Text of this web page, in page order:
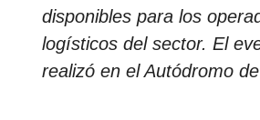
disponibles para los
logísticos del sector. El
realizó en el Autódromo